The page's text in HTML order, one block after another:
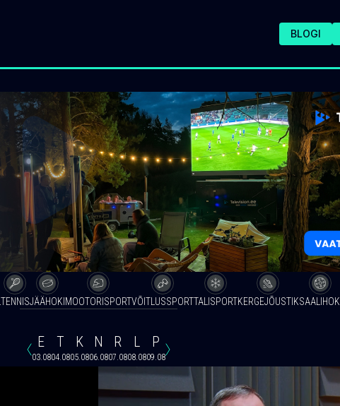
BLOGI
TENNISJÄÄHOKI MOOTORISPORTVÕITLUSSPORTTALISPORTKERGEJÕUSTIKSAALIHOKI
E
03.08
T
04.08
K
05.08
N
06.08
R
07.08
L
08.08
P
09.08